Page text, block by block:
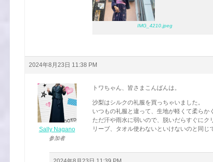
IMG_4210.jpeg
2024年8月23日 11:38 PM
Sally Nagano
参加者
トワちゃん、皆さまこんばんは。
沙梨はシルクの礼服を買っちゃいました。
いつもの礼服と違って、生地が軽くて柔らか
ただ汗や雨水に弱いので、脱いだらすぐに
リーブ、タオル使わないといけないのと同じ